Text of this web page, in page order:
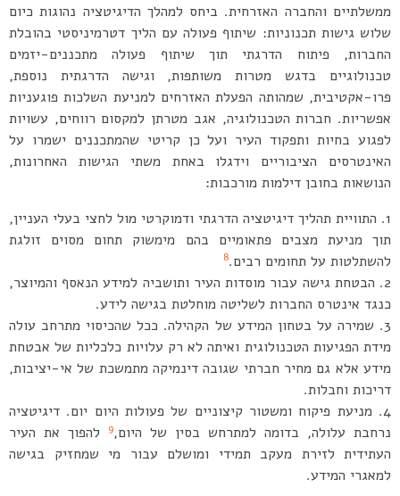
ממשלתיים והחברה האזרחית. ביחס למהלך הדיגיטציה נהוגות כיום
שלוש גישות תכנוניות: שיתוף פעולה עם הליך דטרמיניסטי בהובלת
החברות, פיתוח הדרגתי תוך שיתוף פעולה מתכננים-יזמים
טכנולוגיים בדגש מטרות משותפות, וגישה הדרגתית נוספת,
פרו-אקטיבית, שמהותה הפעלת האזרחים למניעת השלכות פוגעניות
אפשריות. חברות הטכנולוגיה, אגב מטרתן למקסום רווחים, עשויות
לפגוע בחיות ותפקוד העיר ועל כן קריטי שהמתכננים ישמרו על
האינטרסים הציבוריים וידגלו באחת משתי הגישות האחרונות,
הנושאות בחובן דילמות מורכבות:
התוויית תהליך דיגיטציה הדרגתי ודמוקרטי מול לחצי בעלי העניין,
תוך מניעת מצבים פתאומיים בהם מימשוק תחום מסוים זולגת
להשתלטות על תחומים רבים.8
הבטחת גישה עבור מוסדות העיר ותושביה למידע הנאסף והמיוצר,
כנגד אינטרס החברות לשליטה מוחלטת בגישה לידע.
שמירה על בטחון המידע של הקהילה. ככל שהכיסוי מתרחב עולה
מידת הפגיעות הטכנולוגית ואיתה לא רק עלויות כלכליות של אבטחת
מידע אלא גם מחיר חברתי שגובה דינמיקה מתמשכת של אי-יציבות,
דריכות וחבלות.
מניעת פיקוח ומשטור קיצוניים של פעולות היום יום. דיגיטציה
נרחבת עלולה, בדומה למתרחש בסין של היום,9
להפוך את העיר
העתידית לזירת מעקב תמידי ומושלם עבור מי שמחזיק בגישה
למאגרי המידע.